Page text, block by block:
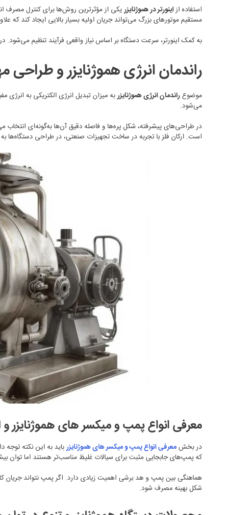
استفاده ازاینورتر در هموژنایزریکی از مؤثرترین روش‌ها برای کنترل مصرف
مستقیم موتورهای بزرگ می‌تواند جریان اولیه بسیار بالایی ایجاد کند
به کمک اینورتر، سرعت دستگاه بر اساس نیاز واقعی فرآیند تنظیم می‌شود. در بسیاری از پروژه‌ها،
راندمان انرژی هموژنایزر و طراحی
موضوعراندمان انرژی هموژنایزربه میزان تبدیل انرژی الکتریکی به
می‌شود.
در طراحی‌های پیشرفته، شکل پره‌ها و فاصله دقیق آن‌ها به‌گونه‌ای
است. ارکان فلز با تجربه در ساخت تجهیزات صنعتی، در طراحی دستگاه‌ها
معرفی انواع پمپ و میکسر های هموژنایزر و
در بخشمعرفی انواع پمپ و میکسر های هموژنایزرباید به این نکته
که پمپ‌های جابجایی مثبت برای سیالات غلیظ مناسب‌تر هستند اما توان
هماهنگی بین پمپ و هد برشی اهمیت زیادی دارد. اگر پمپ نتواند جریان
شکل بهینه مصرف شود.